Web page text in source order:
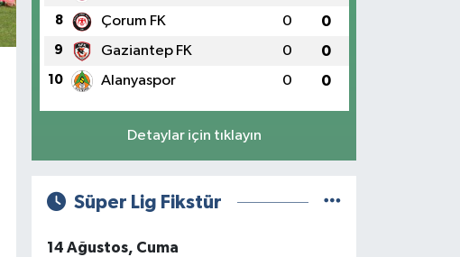
8 Çorum FK 0 0
9 Gaziantep FK 0 0
10 Alanyaspor 0 0
Detaylar için tıklayın
Süper Lig Fikstür
14 Ağustos, Cuma